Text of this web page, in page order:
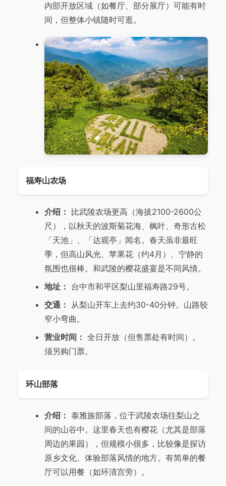
内部开放区域（如餐厅、部分展厅）可能有时
间，但整体小镇随时可逛。
福寿山农场
介绍：
比武陵农场更高（海拔2100-2600公
尺），以秋天的波斯菊花海、枫叶、奇形古松
「天池」、「达观亭」闻名。春天虽非最旺
季，但高山风光、苹果花（约4月）、宁静的
氛围也很棒。和武陵的樱花盛宴是不同风情。
地址： 台中市和平区梨山里福寿路29号。
交通： 从梨山开车上去约30-40分钟。山路较
窄小弯曲。
营业时间： 全日开放（但售票处有时间）。
须另购门票。
环山部落
介绍： 泰雅族部落，位于武陵农场往梨山之
间的山谷中。这里春天也有樱花（尤其是部落
周边的果园），但规模小很多，比较像是探访
原乡文化、体验部落风情的地方。有简单的餐
厅可以用餐（如环清宫旁）。